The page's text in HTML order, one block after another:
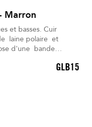
Marron
basses. Cuir
Sac à dos déperlant.GLB15